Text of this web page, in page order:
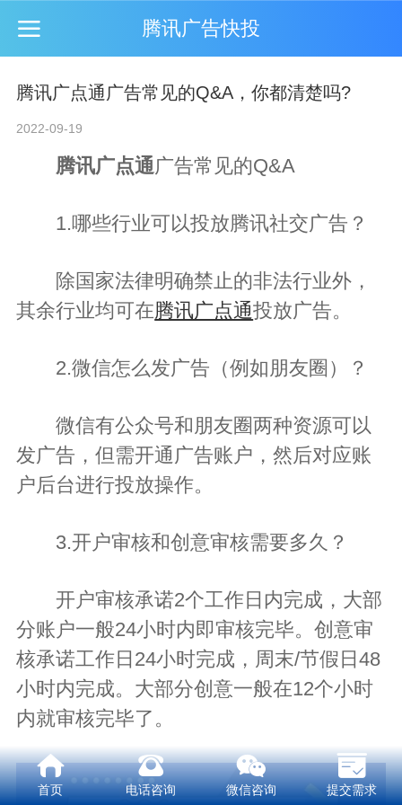
腾讯广告快投
腾讯广点通广告常见的Q&A，你都清楚吗?
2022-09-19
腾讯广点通广告常见的Q&A
1.哪些行业可以投放腾讯社交广告？
除国家法律明确禁止的非法行业外，
其余行业均可在腾讯广点通投放广告。
2.微信怎么发广告（例如朋友圈）？
微信有公众号和朋友圈两种资源可以
发广告，但需开通广告账户，然后对应账
户后台进行投放操作。
3.开户审核和创意审核需要多久？
开户审核承诺2个工作日内完成，大部
分账户一般24小时内即审核完毕。创意审
核承诺工作日24小时完成，周末/节假日48
小时内完成。大部分创意一般在12个小时
内就审核完毕了。
首页 电话咨询 微信咨询 提交需求